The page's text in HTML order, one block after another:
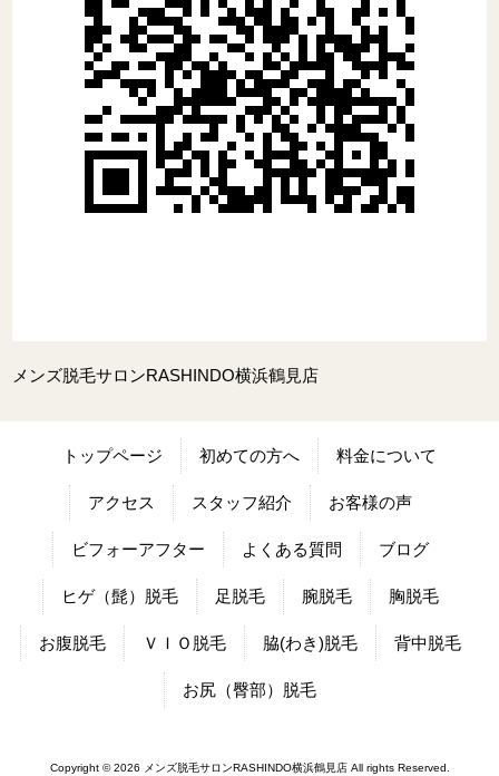
メンズ脱毛サロンRASHINDO横浜鶴見店
トップページ 初めての方へ 料金について
アクセス スタッフ紹介 お客様の声
ビフォーアフター よくある質問 ブログ
ヒゲ（髭）脱毛 足脱毛 腕脱毛 胸脱毛
お腹脱毛 ＶＩＯ脱毛 脇(わき)脱毛 背中脱毛
お尻（臀部）脱毛
Copyright © 2026 メンズ脱毛サロンRASHINDO横浜鶴見店 All rights Reserved.